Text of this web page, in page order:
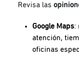
Revisa las
Google Maps:
atención,
oficinas